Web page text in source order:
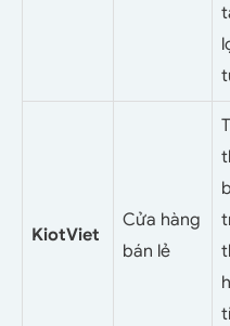
KiotViet
Cửa hàng
bán lẻ